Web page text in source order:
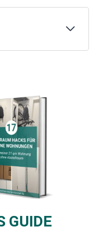
Regale
von
zum
Highlight
der Tür
GUIDE